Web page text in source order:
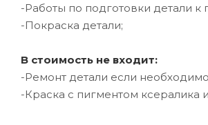
-Работы по подготовки детали к
-Покраска детали;
В стоимость не входит:
-Ремонт детали если
-Краска с пигментом ксералика